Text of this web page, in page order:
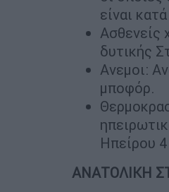
είναι
Ασθενείς
δυτικής
Ανεμοι:
μποφόρ.
Ηπείρου
ΑΝΑΤΟΛΙΚΗ